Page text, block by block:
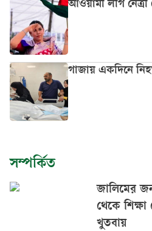
আওয়ামী লীগ নেত্রী
গাজায় একদিনে
সম্পর্কিত
জালিমের
থেকে শিক্ষা
খুতবায়